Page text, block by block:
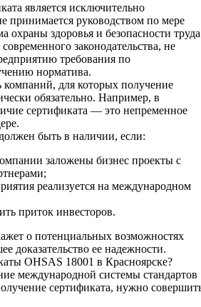
является исключительно
принимается руководством по мере
охраны здоровья и безопасности труда
законодательства, не
требования по
норматива.
компаний, для которых получение
обязательно. Например, в
сертификата — это непременное
быть в наличии, если:
заложены бизнес проекты с
реализуется на международном
приток инвесторов.
о потенциальных возможностях
доказательство ее надежности.
OHSAS 18001 в Красноярске?
международной системы стандартов
сертификата, нужно